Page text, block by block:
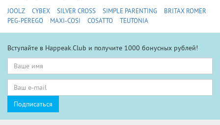
JOOLZ CYBEX SILVER CROSS SIMPLE PARENTING
BRITAX ROMER
PEG-PEREGO
MAXI-COSI COSATTO TEUTONIA
Вступайте в Happeak.Club и получите 1000 бонусных рублей!